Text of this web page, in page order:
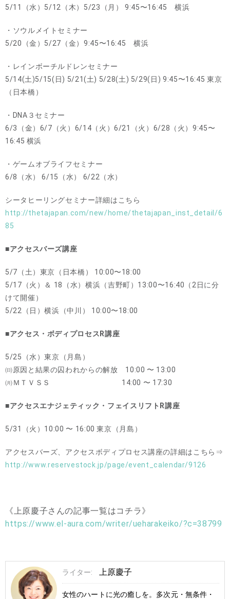
5/11（水）5/12（木）5/23（月） 9:45〜16:45 横浜
・ソウルメイトセミナー
5/20（金）5/27（金）9:45〜16:45 横浜
・レインボーチルドレンセミナー
5/14(土)5/15(日) 5/21(土) 5/28(土) 5/29(日) 9:45〜16:45 東京
（日本橋）
・DNA３セミナー
6/3（金）6/7（火）6/14（火）6/21（火）6/28（火）9:45〜
16:45 横浜
・ゲームオブライフセミナー
6/8（水） 6/15（水） 6/22（水）
シータヒーリングセミナー詳細はこちら
http://thetajapan.com/new/home/thetajapan_inst_detail/6
85
■アクセスバーズ講座
5/7（土）東京（日本橋） 10:00〜18:00
5/17（火）＆ 18（水）横浜（吉野町）13:00〜16:40（2日に分
けて開催）
5/22（日）横浜（中川） 10:00〜18:00
■アクセス・ボディプロセスR講座
5/25（水）東京（月島）
㈰原因と結果の囚われからの解放 10:00 〜 13:00
㈪ＭＴＶＳＳ 14:00 〜 17:30
■アクセスエナジェティック・フェイスリフトR講座
5/31（火）10:00 〜 16:00 東京（月島）
アクセスバーズ、アクセスボディプロセス講座の詳細はこちら⇒
http://www.reservestock.jp/page/event_calendar/9126
《上原慶子さんの記事一覧はコチラ》
https://www.el-aura.com/writer/ueharakeiko/?c=38799
ライター: 上原慶子
女性のハートに光の癒しを。多次元・無条件・